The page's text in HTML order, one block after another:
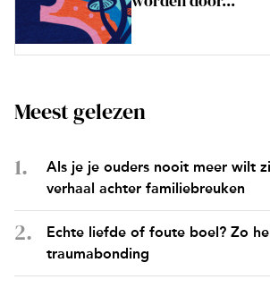
Meest gelezen
Als je je ouders nooit meer wilt
verhaal achter familiebreuken
Echte liefde of foute boel? Zo
traumabonding